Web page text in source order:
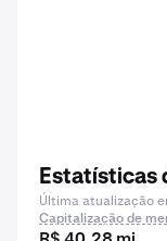
Estatísticas
Última atualização
Capitalização de